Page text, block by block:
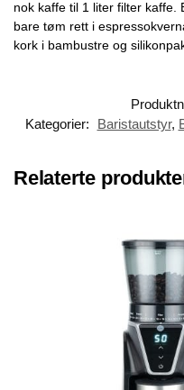
nok kaffe til 1 liter filter kaffe.
bare tøm rett i
kork i bambustre og
Kategorier:
Baristautstyr,
Relaterte